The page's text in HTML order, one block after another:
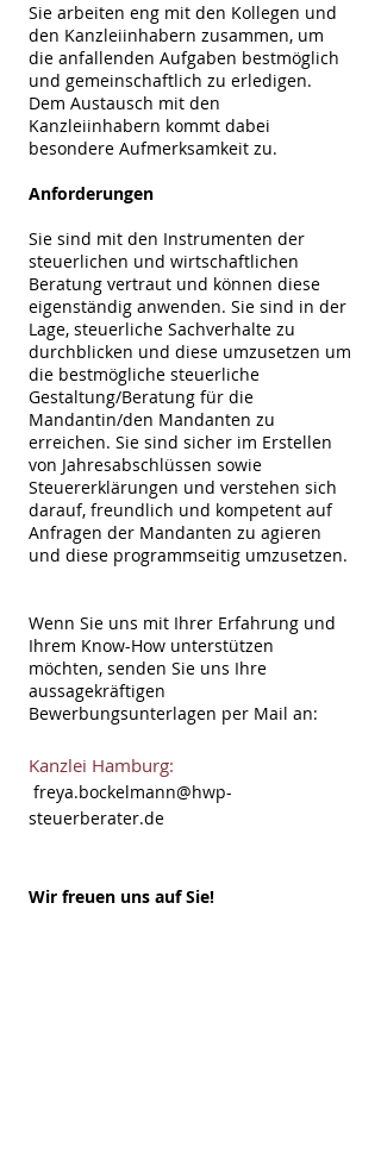
Sie arbeiten eng mit den Kollegen und
den Kanzleiinhabern zusammen, um
die anfallenden Aufgaben bestmöglich
und gemeinschaftlich zu erledigen.
Dem Austausch mit den
Kanzleiinhabern kommt dabei
besondere Aufmerksamkeit zu.
Anforderungen
Sie sind mit den Instrumenten der
steuerlichen und wirtschaftlichen
Beratung vertraut und können diese
eigenständig anwenden. Sie sind in der
Lage, steuerliche Sachverhalte zu
durchblicken und diese umzusetzen um
die bestmögliche steuerliche
Gestaltung/Beratung für die
Mandantin/den Mandanten zu
erreichen. Sie sind sicher im Erstellen
von Jahresabschlüssen sowie
Steuererklärungen und verstehen sich
darauf, freundlich und kompetent auf
Anfragen der Mandanten zu agieren
und diese programmseitig umzusetzen.
Wenn Sie uns mit Ihrer Erfahrung und
Ihrem Know-How unterstützen
möchten, senden Sie uns Ihre
aussagekräftigen
Bewerbungsunterlagen per Mail an:
Kanzlei Hamburg:
freya.bockelmann@hwp-
steuerberater.de
Wir freuen uns auf Sie!